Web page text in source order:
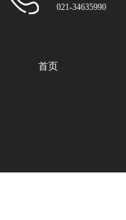
021-34635990
首页